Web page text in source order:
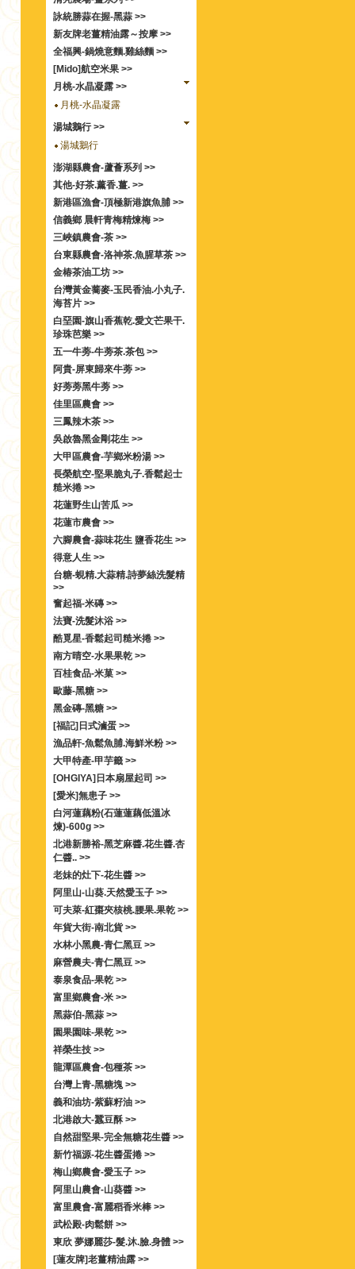
詠統勝蒜在握-黑蒜 >>
新友牌老薑精油露～按摩 >>
全福興-鍋燒意麵.雞絲麵 >>
[Mido]航空米果 >>
月桃-水晶凝露 >>
月桃-水晶凝露
湯城鵝行 >>
湯城鵝行
澎湖縣農會-蘆薈系列 >>
其他-好茶.薰香.薑. >>
新港區漁會-頂極新港旗魚脯 >>
信義鄉 晨軒青梅精煉梅 >>
三峽鎮農會-茶 >>
台東縣農會-洛神茶.魚腥草茶 >>
金椿茶油工坊 >>
台灣黃金蕎麥-玉民香油.小丸子.
海苔片 >>
白堊園-旗山香蕉乾.愛文芒果干.
珍珠芭樂 >>
五一牛蒡-牛蒡茶.茶包 >>
阿貴-屏東歸來牛蒡 >>
好蒡蒡黑牛蒡 >>
佳里區農會 >>
三鳳辣木茶 >>
吳啟魯黑金剛花生 >>
大甲區農會-芋鄉米粉湯 >>
長榮航空-堅果脆丸子.香鬆起士
糙米捲 >>
花蓮野生山苦瓜 >>
花蓮市農會 >>
六腳農會-蒜味花生 鹽香花生 >>
得意人生 >>
台糖-蜆精.大蒜精.詩夢絲洗髮精
>>
奮起福-米磚 >>
法寶-洗髮沐浴 >>
酷覓星-香鬆起司糙米捲 >>
南方晴空-水果果乾 >>
百桂食品-米菓 >>
歐藤-黑糖 >>
黑金磚-黑糖 >>
[福記]日式滷蛋 >>
漁品軒-魚鬆魚脯.海鮮米粉 >>
大甲特產-甲芋籤 >>
[OHGIYA]日本扇屋起司 >>
[愛米]無患子 >>
白河蓮藕粉(石蓮蓮藕低溫冰
煉)-600g >>
北港新勝裕-黑芝麻醬.花生醬.杏
仁醬.. >>
老妹的灶下-花生醬 >>
阿里山-山葵.天然愛玉子 >>
可夫萊-紅棗夾核桃.腰果.果乾 >>
年貨大街-南北貨 >>
水林小黑農-青仁黑豆 >>
麻營農夫-青仁黑豆 >>
泰泉食品-果乾 >>
富里鄉農會-米 >>
黑蒜伯-黑蒜 >>
園果園味-果乾 >>
祥榮生技 >>
龍潭區農會-包種茶 >>
台灣上青-黑糖塊 >>
義和油坊-紫蘇籽油 >>
北港啟大-蠶豆酥 >>
自然甜堅果-完全無糖花生醬 >>
新竹福源-花生醬蛋捲 >>
梅山鄉農會-愛玉子 >>
阿里山農會-山葵醬 >>
富里農會-富麗稻香米棒 >>
武松殿-肉鬆餅 >>
東欣 夢娜麗莎-髮.沐.臉.身體 >>
[蓮友牌]老薑精油露 >>